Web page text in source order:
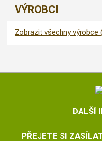
VÝROBCI
Zobrazit všechny výrobce
DALŠÍ
PŘEJETE SI